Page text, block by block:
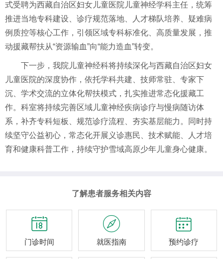
式受聘为西藏自治区妇女儿童医院儿童神经学科主任，统筹
推进当地专科建设、诊疗规范落地、人才梯队培养、疑难病
例质控等核心工作，引领区域专科标准化、高质量发展，推
动援藏帮扶从“资源输血”向“能力造血”转变。
下一步，我院儿童神经科将持续深化与西藏自治区妇女
儿童医院的深度协作，依托学科共建、技师常驻、专家下
沉、学术交流的立体化帮扶模式，扎实推进常态化援藏工
作。科室将持续完善区域儿童神经疾病诊疗与慢病随访体
系，补齐专科短板、规范诊疗流程、夯实基层能力。同时持
续坚守公益初心，常态化开展义诊惠民、技术赋能、人才培
育和健康科普工作，持续守护雪域高原少年儿童身心健康。
了解患者服务相关内容

门诊时间

就医指南

预约诊疗